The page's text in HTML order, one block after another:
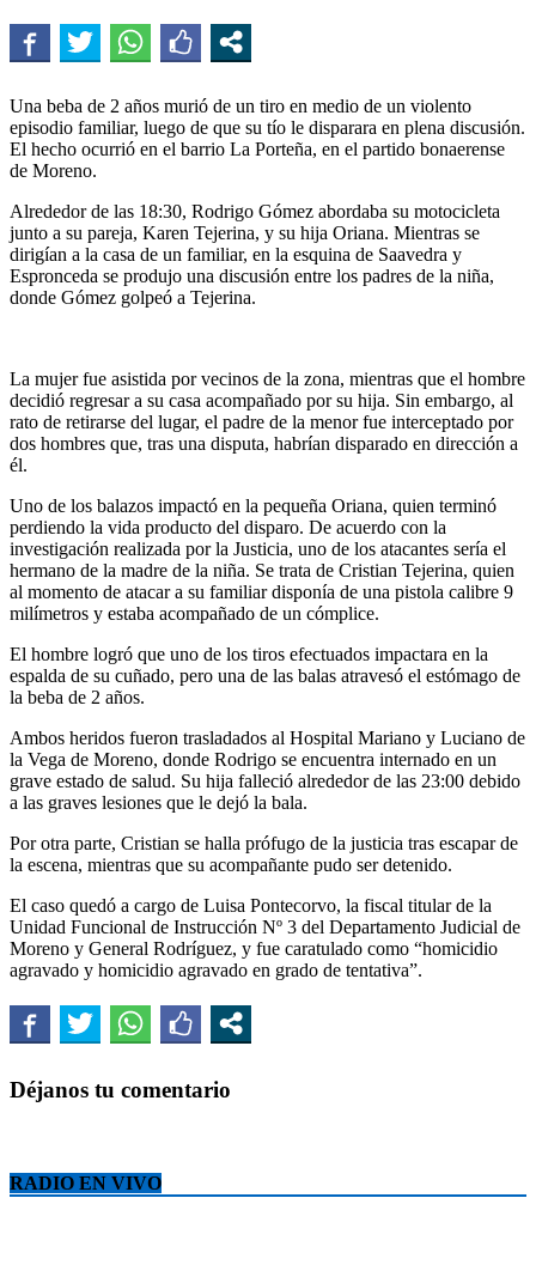
Una beba de 2 años murió de un tiro en medio de un violento
episodio familiar, luego de que su tío le disparara en plena discusión.
El hecho ocurrió en el barrio La Porteña, en el partido bonaerense
de Moreno.
Alrededor de las 18:30, Rodrigo Gómez abordaba su motocicleta
junto a su pareja, Karen Tejerina, y su hija Oriana. Mientras se
dirigían a la casa de un familiar, en la esquina de Saavedra y
Espronceda se produjo una discusión entre los padres de la niña,
donde Gómez golpeó a Tejerina.
La mujer fue asistida por vecinos de la zona, mientras que el hombre
decidió regresar a su casa acompañado por su hija. Sin embargo, al
rato de retirarse del lugar, el padre de la menor fue interceptado por
dos hombres que, tras una disputa, habrían disparado en dirección a
él.
Uno de los balazos impactó en la pequeña Oriana, quien terminó
perdiendo la vida producto del disparo. De acuerdo con la
investigación realizada por la Justicia, uno de los atacantes sería el
hermano de la madre de la niña. Se trata de Cristian Tejerina, quien
al momento de atacar a su familiar disponía de una pistola calibre 9
milímetros y estaba acompañado de un cómplice.
El hombre logró que uno de los tiros efectuados impactara en la
espalda de su cuñado, pero una de las balas atravesó el estómago de
la beba de 2 años.
Ambos heridos fueron trasladados al Hospital Mariano y Luciano de
la Vega de Moreno, donde Rodrigo se encuentra internado en un
grave estado de salud. Su hija falleció alrededor de las 23:00 debido
a las graves lesiones que le dejó la bala.
Por otra parte, Cristian se halla prófugo de la justicia tras escapar de
la escena, mientras que su acompañante pudo ser detenido.
El caso quedó a cargo de Luisa Pontecorvo, la fiscal titular de la
Unidad Funcional de Instrucción Nº 3 del Departamento Judicial de
Moreno y General Rodríguez, y fue caratulado como “homicidio
agravado y homicidio agravado en grado de tentativa”.
Déjanos tu comentario
RADIO EN VIVO